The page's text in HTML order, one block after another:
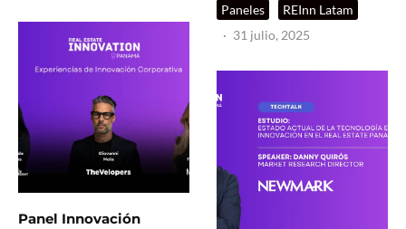
Panel Innovación
Paneles
REInn Latam
· 31 julio, 2025